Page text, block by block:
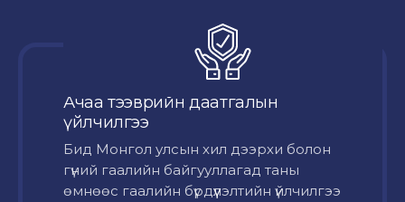
Ачаа тээврийн даатгалын
үйлчилгээ
Бид Монгол улсын хил дээрхи болон
гүний гаалийн байгууллагад таны
өмнөөс гаалийн бүрдүүлэлтийн үйлчилгээ